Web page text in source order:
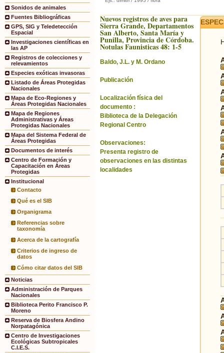
Sonidos de animales
Fuentes Bibliográficas
GPS, SIG y Teledetección
Espacial
Investigaciones científicas en
las AP
Registros de colecciones y
relevamientos
Especies exóticas invasoras
Listado de Áreas Protegidas
Nacionales
Mapa de Eco-Regiones y
Áreas Protegidas Nacionales
Mapa de Regiones
Administrativas y Áreas
Protegidas Nacionales
Mapa del Sistema Federal de
Áreas Protegidas
Documentos de interés
Centro de Formación y
Capacitación en Áreas
Protegidas
Institucional
Contacto
Qué es el SIB
Organigrama
Referencias sobre
taxonomía
Acerca de la cartografía
Criterios de ingreso de
datos
Cómo citar datos del SIB
Noticias
Administración de Parques
Nacionales
Biblioteca Perito Francisco P.
Moreno
Reserva de Biosfera Andino
Norpatagónica
Centro de Investigaciones
Ecológicas Subtropicales
C.I.E.S.
Nuevos registros de aves para
Sierra Grande, Departamentos
San Alberto, Santa María y
Punilla, Provincia de Córdoba.
Notulas Faunisticas 48: 1-5
Baldo, J.L. y M. Ordano
Publicación
Localización física del
documento :
Biblioteca de la Delegación
Regional Centro
Observaciones:
Presenta registro de
observaciones en las distintas
localidades